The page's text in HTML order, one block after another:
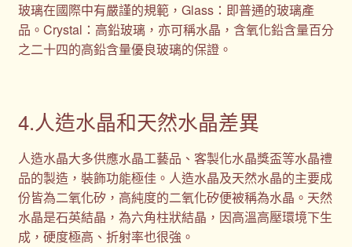
玻璃在國際中有嚴謹的規範，Glass：即普通的玻璃產
品。Crystal：高鉛玻璃，亦可稱水晶，含氧化鉛含量百分
之二十四的高鉛含量優良玻璃的保證。
4.人造水晶和天然水晶差異
人造水晶大多供應水晶工藝品、客製化水晶獎盃等水晶禮
品的製造，裝飾功能極佳。人造水晶及天然水晶的主要成
份皆為二氧化矽，高純度的二氧化矽便被稱為水晶。天然
水晶是石英結晶，為六角柱狀結晶，因高溫高壓環境下生
成，硬度極高、折射率也很強。